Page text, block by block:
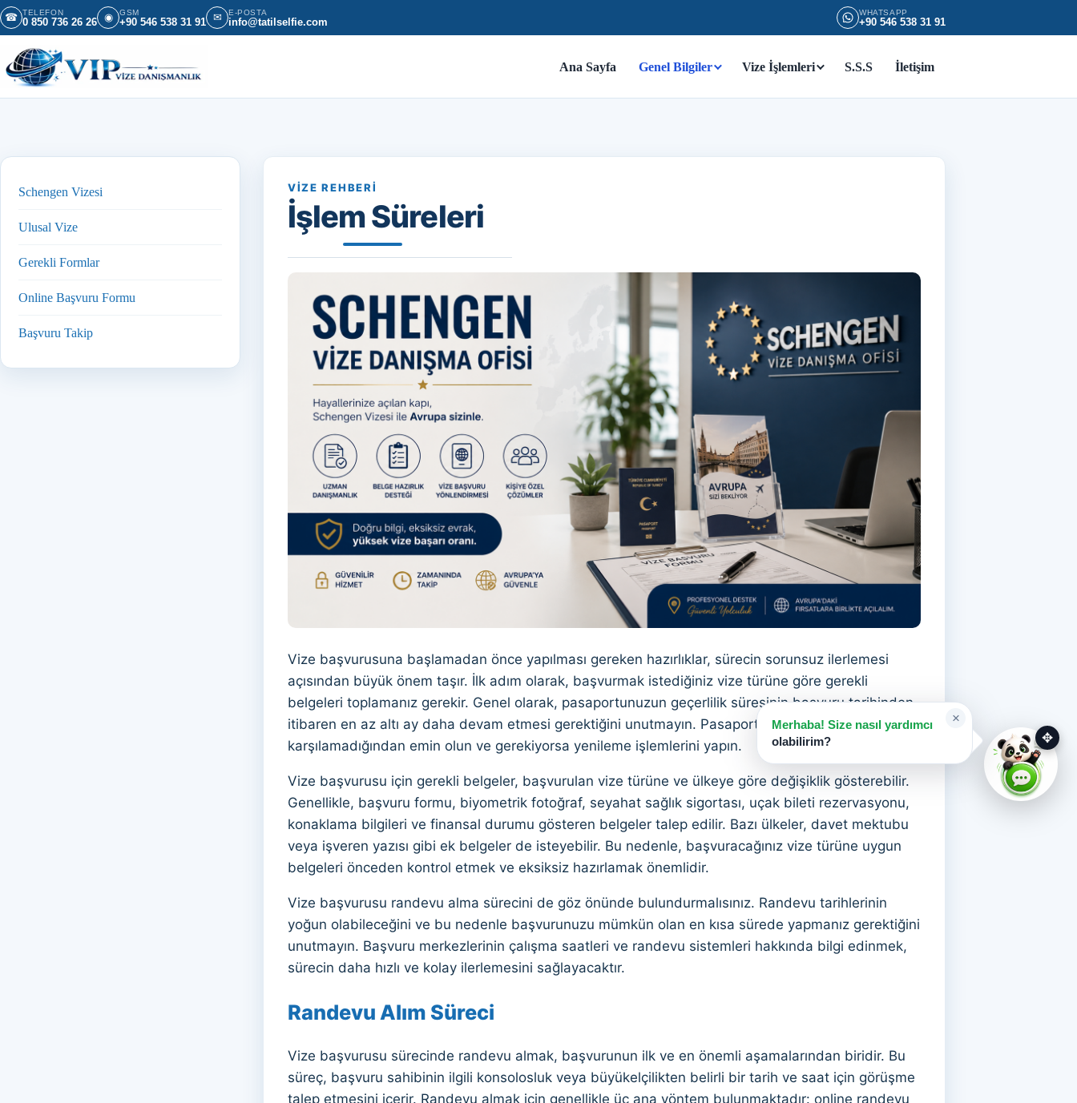
İçeriğe geç
☎ TELEFON
0 850 736 26 26 ◉ GSM
+90 546 538 31 91 ✉ E-POSTA
info@tatilselfie.com
WHATSAPP
+90 546 538 31 91
Ana Sayfa Genel Bilgiler Vize İşlemleri S.S.S İletişim
Schengen Vizesi
Ulusal Vize
Gerekli Formlar
Online Başvuru Formu
Başvuru Takip
VIZE REHBERI
İşlem Süreleri
Vize başvurusuna başlamadan önce yapılması gereken hazırlıklar, sürecin sorunsuz ilerlemesi
açısından büyük önem taşır. İlk adım olarak, başvurmak istediğiniz vize türüne göre gerekli
belgeleri toplamanız gerekir. Genel olarak, pasaportunuzun geçerlilik süresinin başvuru tarihinden
itibaren en az altı ay daha devam etmesi gerektiğini unutmayın. Pasaportunuzun bu süreyi
karşılamadığından emin olun ve gerekiyorsa yenileme işlemlerini yapın.
Vize başvurusu için gerekli belgeler, başvurulan vize türüne ve ülkeye göre değişiklik gösterebilir.
Genellikle, başvuru formu, biyometrik fotoğraf, seyahat sağlık sigortası, uçak bileti rezervasyonu,
konaklama bilgileri ve finansal durumu gösteren belgeler talep edilir. Bazı ülkeler, davet mektubu
veya işveren yazısı gibi ek belgeler de isteyebilir. Bu nedenle, başvuracağınız vize türüne uygun
belgeleri önceden kontrol etmek ve eksiksiz hazırlamak önemlidir.
Vize başvurusu randevu alma sürecini de göz önünde bulundurmalısınız. Randevu tarihlerinin
yoğun olabileceğini ve bu nedenle başvurunuzu mümkün olan en kısa sürede yapmanız gerektiğini
unutmayın. Başvuru merkezlerinin çalışma saatleri ve randevu sistemleri hakkında bilgi edinmek,
sürecin daha hızlı ve kolay ilerlemesini sağlayacaktır.
Randevu Alım Süreci
Vize başvurusu sürecinde randevu almak, başvurunun ilk ve en önemli aşamalarından biridir. Bu
süreç, başvuru sahibinin ilgili konsolosluk veya büyükelçilikten belirli bir tarih ve saat için görüşme
talep etmesini içerir. Randevu almak için genellikle üç ana yöntem bulunmaktadır: online randevu
Merhaba! Size nasıl yardımcı
olabilirim?
×
✥